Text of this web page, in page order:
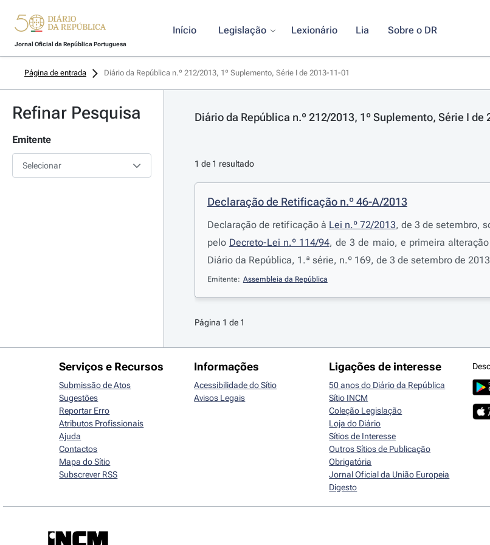
Jornal Oficial da República Portuguesa
Início Legislação Lexionário Lia Sobre o DR
Página de entrada Diário da República n.º 212/2013, 1º Suplemento, Série I de 2013-11-01
Refinar Pesquisa
Emitente
Selecionar
Diário da República n.º 212/2013, 1º Suplemento, Série I de
1 de 1 resultado
Declaração de Retificação n.º 46-A/2013
Declaração de retificação à Lei n.º 72/2013, de 3 de setembro,
pelo Decreto-Lei n.º 114/94, de 3 de maio, e primeira
Diário da República, 1.ª série, n.º 169, de 3 de setembro de 2013
Emitente: Assembleia da República
Página 1 de 1
Serviços e Recursos
Submissão de Atos
Sugestões
Reportar Erro
Atributos Profissionais
Ajuda
Contactos
Mapa do Sítio
Subscrever RSS
Informações
Acessibilidade do Sítio
Avisos Legais
Ligações de interesse
50 anos do Diário da República
Sítio INCM
Coleção Legislação
Loja do Diário
Sítios de Interesse
Outros Sítios de Publicação
Obrigatória
Jornal Oficial da União Europeia
Digesto